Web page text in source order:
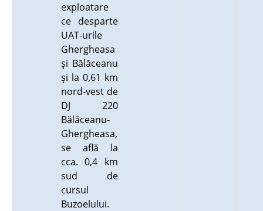
exploatare
ce desparte
UAT-urile
Ghergheasa
şi Bălăceanu
şi la 0,61 km
nord-vest de
DJ 220
Bălăceanu-
Ghergheasa,
se află la
cca. 0,4 km
sud de
cursul
Buzoelului.